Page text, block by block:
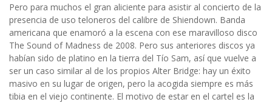
Pero para muchos el gran aliciente para asistir al concierto de la
presencia de uso teloneros del calibre de Shiendown. Banda
americana que enamoró a la escena con ese maravilloso disco
The Sound of Madness de 2008. Pero sus anteriores discos ya
habían sido de platino en la tierra del Tío Sam, así que vuelve a
ser un caso similar al de los propios Alter Bridge: hay un éxito
masivo en su lugar de origen, pero la acogida siempre es más
tibia en el viejo continente. El motivo de estar en el cartel es la